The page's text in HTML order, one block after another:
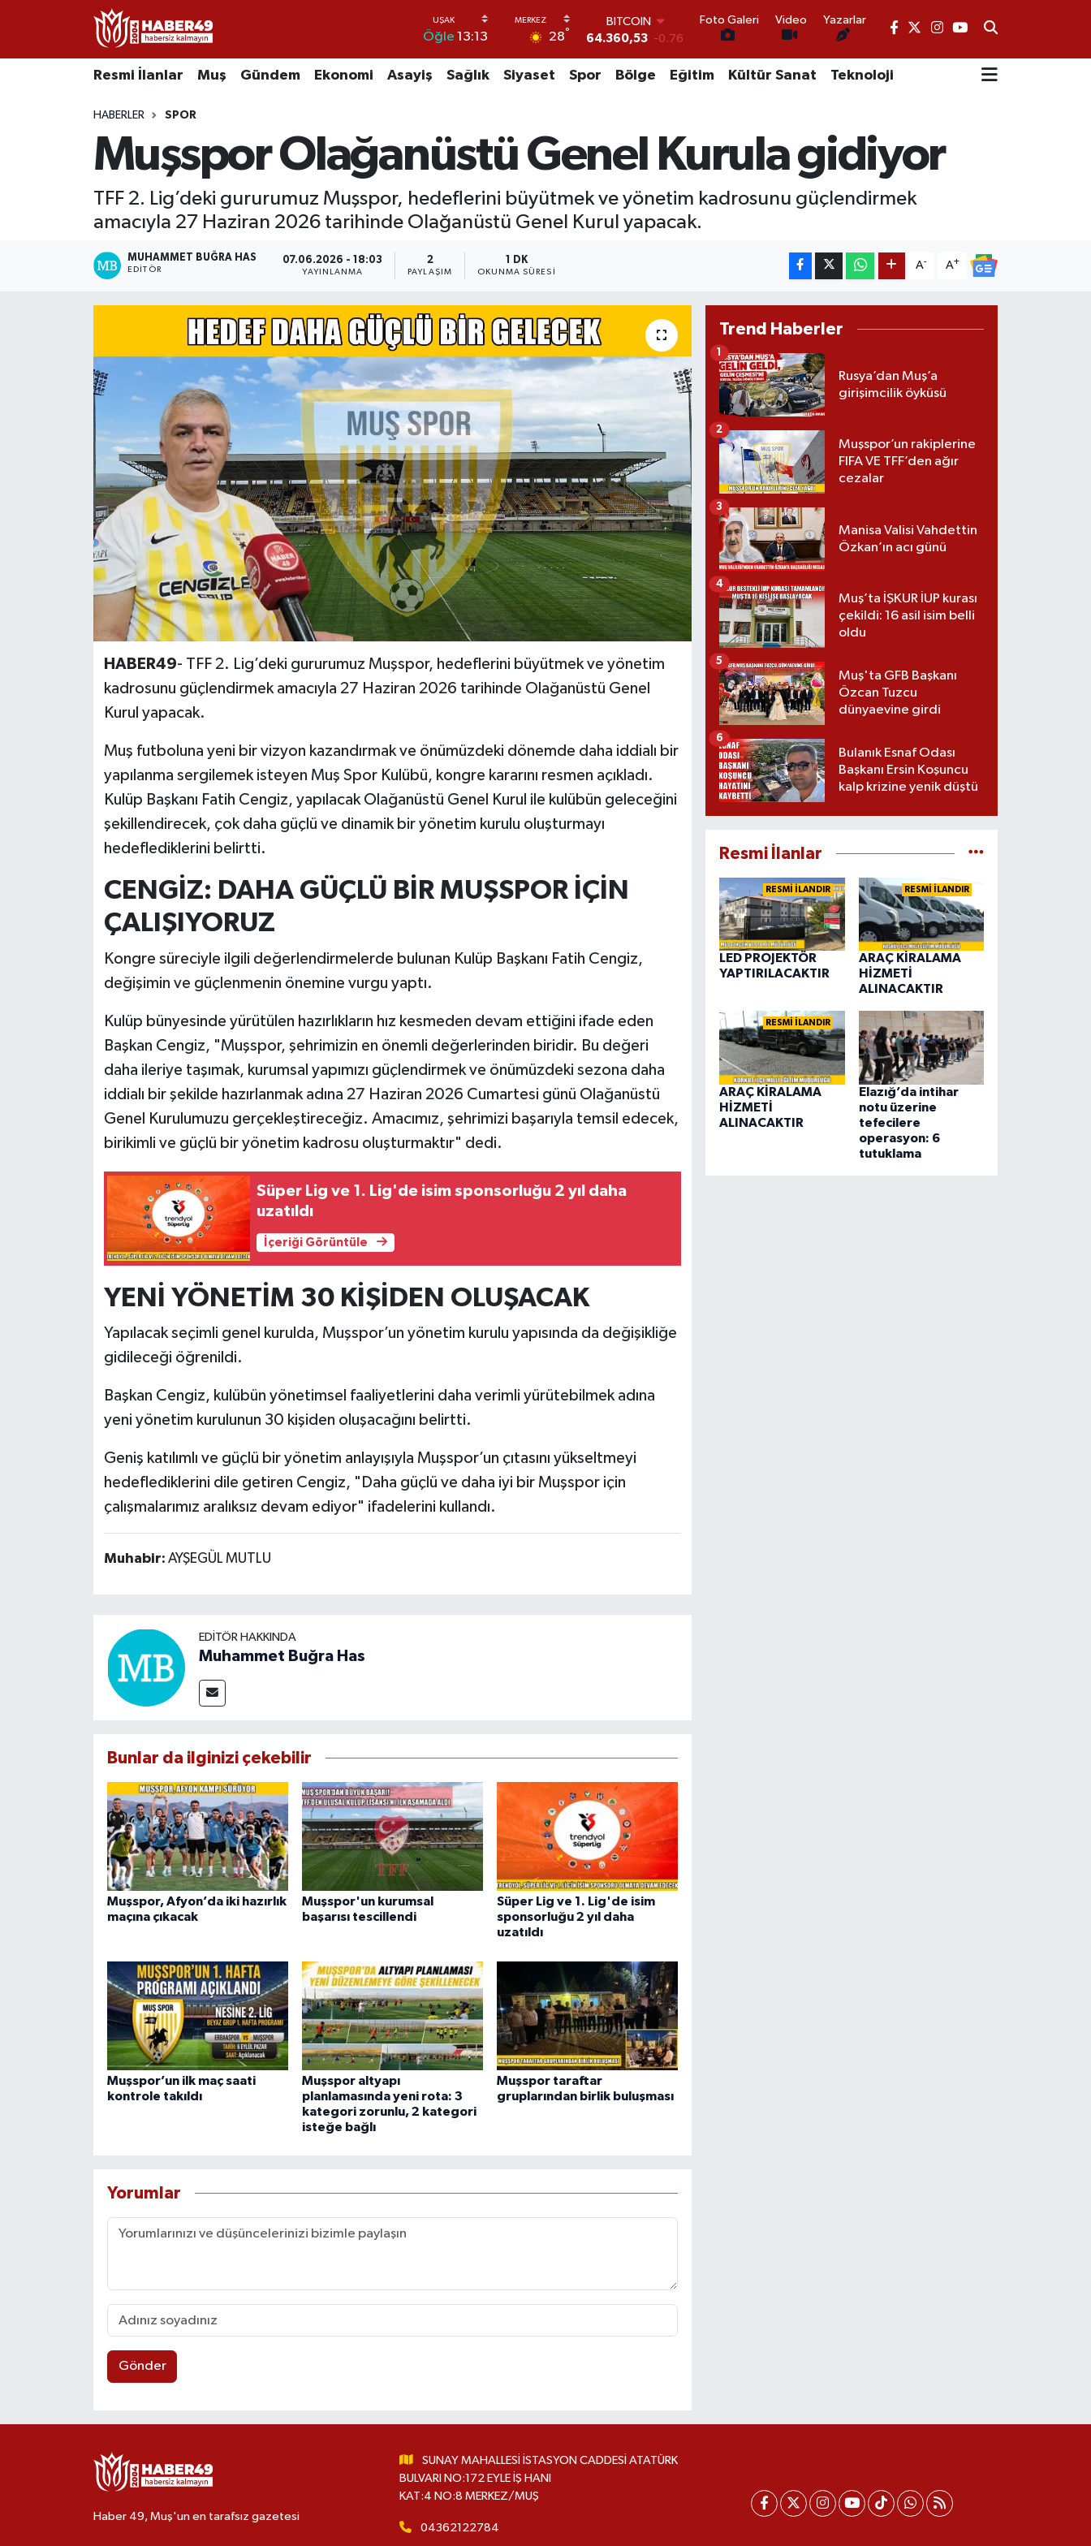
Öğle 13:13 28°
64.360,53
-0.76
DOLAR
47,7143 0.16
EURO
GRAM ALTIN
6574.81
1.44
13.887 64
Foto Galeri Video Yazarlar
Resmi İlanlar Muş Gündem Ekonomi Asayiş Sağlık Siyaset Spor Bölge Eğitim Kültür Sanat Teknoloji
HABERLER SPOR
Muşspor Olağanüstü Genel Kurula gidiyor
TFF 2. Lig’deki gururumuz Muşspor, hedeflerini büyütmek ve yönetim kadrosunu güçlendirmek
amacıyla 27 Haziran 2026 tarihinde Olağanüstü Genel Kurul yapacak.
MUHAMMET BUĞRA HAS
EDITÖR
07.06.2026 - 18:03
YAYINLANMA
2
PAYLAŞIM
1 DK
OKUNMA SÜRESI
A- A+
HABER49- TFF 2. Lig’deki gururumuz Muşspor, hedeflerini büyütmek ve yönetim
kadrosunu güçlendirmek amacıyla 27 Haziran 2026 tarihinde Olağanüstü Genel
Kurul yapacak.
Muş futboluna yeni bir vizyon kazandırmak ve önümüzdeki dönemde daha iddialı bir
yapılanma sergilemek isteyen Muş Spor Kulübü, kongre kararını resmen açıkladı.
Kulüp Başkanı Fatih Cengiz, yapılacak Olağanüstü Genel Kurul ile kulübün geleceğini
şekillendirecek, çok daha güçlü ve dinamik bir yönetim kurulu oluşturmayı
hedeflediklerini belirtti.
CENGİZ: DAHA GÜÇLÜ BİR MUŞSPOR İÇİN
ÇALIŞIYORUZ
Kongre süreciyle ilgili değerlendirmelerde bulunan Kulüp Başkanı Fatih Cengiz,
değişimin ve güçlenmenin önemine vurgu yaptı.
Kulüp bünyesinde yürütülen hazırlıkların hız kesmeden devam ettiğini ifade eden
Başkan Cengiz, "Muşspor, şehrimizin en önemli değerlerinden biridir. Bu değeri
daha ileriye taşımak, kurumsal yapımızı güçlendirmek ve önümüzdeki sezona daha
iddialı bir şekilde hazırlanmak adına 27 Haziran 2026 Cumartesi günü Olağanüstü
Genel Kurulumuzu gerçekleştireceğiz. Amacımız, şehrimizi başarıyla temsil edecek,
birikimli ve güçlü bir yönetim kadrosu oluşturmaktır" dedi.
Süper Lig ve 1. Lig'de isim sponsorluğu 2 yıl daha
uzatıldı
İçeriği Görüntüle
YENİ YÖNETİM 30 KİŞİDEN OLUŞACAK
Yapılacak seçimli genel kurulda, Muşspor’un yönetim kurulu yapısında da değişikliğe
gidileceği öğrenildi.
Başkan Cengiz, kulübün yönetimsel faaliyetlerini daha verimli yürütebilmek adına
yeni yönetim kurulunun 30 kişiden oluşacağını belirtti.
Geniş katılımlı ve güçlü bir yönetim anlayışıyla Muşspor’un çıtasını yükseltmeyi
hedeflediklerini dile getiren Cengiz, "Daha güçlü ve daha iyi bir Muşspor için
çalışmalarımız aralıksız devam ediyor" ifadelerini kullandı.
Muhabir: AYŞEGÜL MUTLU
EDITÖR HAKKINDA
Muhammet Buğra Has
Bunlar da ilginizi çekebilir
Muşspor, Afyon’da iki hazırlık
maçına çıkacak
Muşspor'un kurumsal
başarısı tescillendi
Süper Lig ve 1. Lig'de isim
sponsorluğu 2 yıl daha
uzatıldı
Muşspor’un ilk maç saati
kontrole takıldı
Muşspor altyapı
planlamasında yeni rota: 3
kategori zorunlu, 2 kategori
isteğe bağlı
Muşspor taraftar
gruplarından birlik buluşması
Yorumlar
Gönder
Trend Haberler
Rusya’dan Muş’a
girişimcilik öyküsü
1
Muşspor’un rakiplerine
FIFA VE TFF’den ağır
cezalar
2
Manisa Valisi Vahdettin
Özkan’ın acı günü
3
Muş’ta İŞKUR İUP kurası
çekildi: 16 asil isim belli
oldu
4
Muş'ta GFB Başkanı
Özcan Tuzcu
dünyaevine girdi
5
Bulanık Esnaf Odası
Başkanı Ersin Koşuncu
kalp krizine yenik düştü
6
Resmi İlanlar
RESMİ İLANDIR
LED PROJEKTÖR
YAPTIRILACAKTIR
RESMİ İLANDIR
ARAÇ KİRALAMA
HİZMETİ
ALINACAKTIR
RESMİ İLANDIR
ARAÇ KİRALAMA
HİZMETİ
ALINACAKTIR
Elazığ’da intihar
notu üzerine
tefecilere
operasyon: 6
tutuklama
Haber 49, Muş'un en tarafsız gazetesi
SUNAY MAHALLESİ İSTASYON CADDESİ ATATÜRK
BULVARI NO:172 EYLE İŞ HANI
KAT:4 NO:8 MERKEZ/MUŞ
04362122784
Resmi İlanlar
Ekonomi
Gündem
Siyaset
Teknoloji
Kültür Sanat
Hasköy
Bulanık
Malazgirt
Uşak Nöbetçi Eczaneler
Uşak Namaz Vakitleri
TFF 2.Lig Kırmızı Grup Puan Durumu ve Fikstür
Tüm Manşetler
Son Dakika Haberleri